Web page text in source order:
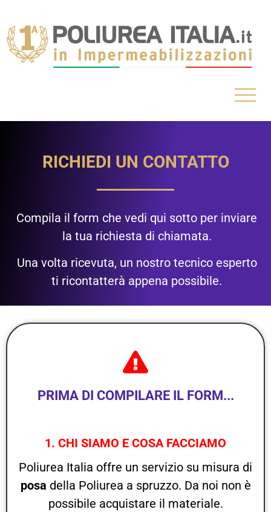
RICHIEDI UN CONTATTO
Compila il form che vedi qui sotto per inviare
la tua richiesta di chiamata.
Una volta ricevuta, un nostro tecnico esperto
ti ricontatterà appena possibile.
PRIMA DI COMPILARE IL FORM...
1. CHI SIAMO E COSA FACCIAMO
Poliurea Italia offre un servizio su misura di
posa della Poliurea a spruzzo. Da noi non è
possibile acquistare il materiale.